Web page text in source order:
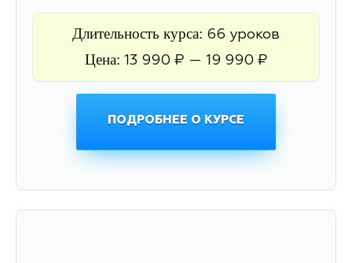
Длительность курса: 66 уроков
Цена: 13 990 ₽ — 19 990 ₽
ПОДРОБНЕЕ О КУРСЕ